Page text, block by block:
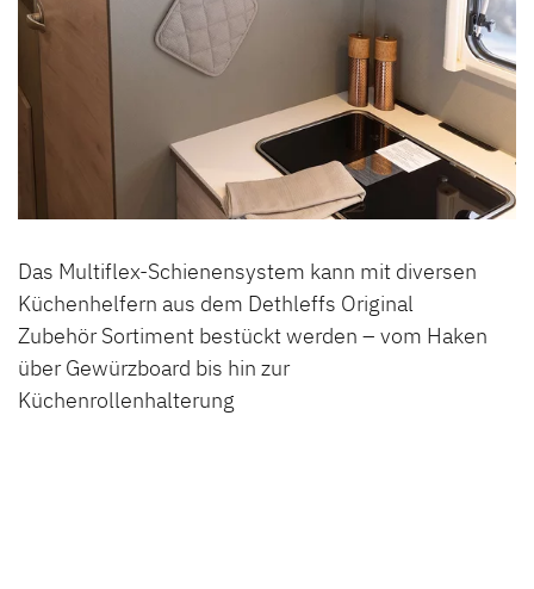
Das Multiflex-Schienensystem kann mit diversen
Küchenhelfern aus dem Dethleffs Original
Zubehör Sortiment bestückt werden – vom Haken
über Gewürzboard bis hin zur
Küchenrollenhalterung